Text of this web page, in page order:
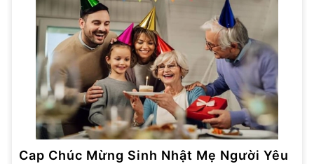
Cap Chúc Mừng Sinh Nhật Mẹ Người Yêu